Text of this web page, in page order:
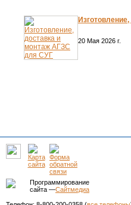
20 Мая 2026 г.
Программирование
сайта —Сайтмедиа